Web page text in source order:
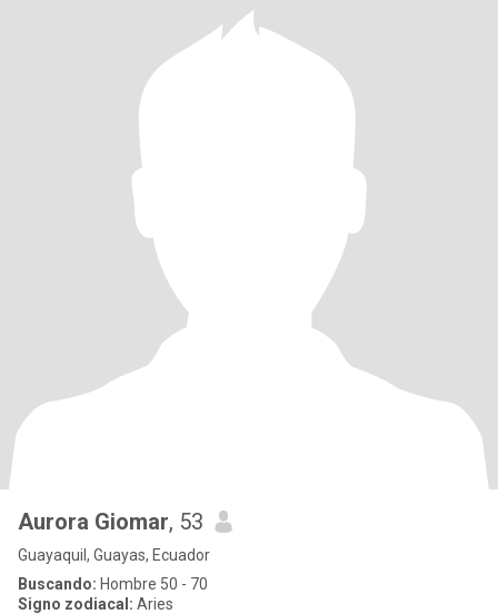
Aurora Giomar, 53
Guayaquil, Guayas, Ecuador
Buscando: Hombre 50 - 70
Signo zodiacal: Aries